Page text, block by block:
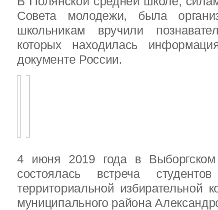
Совета молодежи, была
школьникам вручили
которых находилась
документе России.
4 июня 2019 года в
состоялась встреча
территориальной избирательной
муниципального района